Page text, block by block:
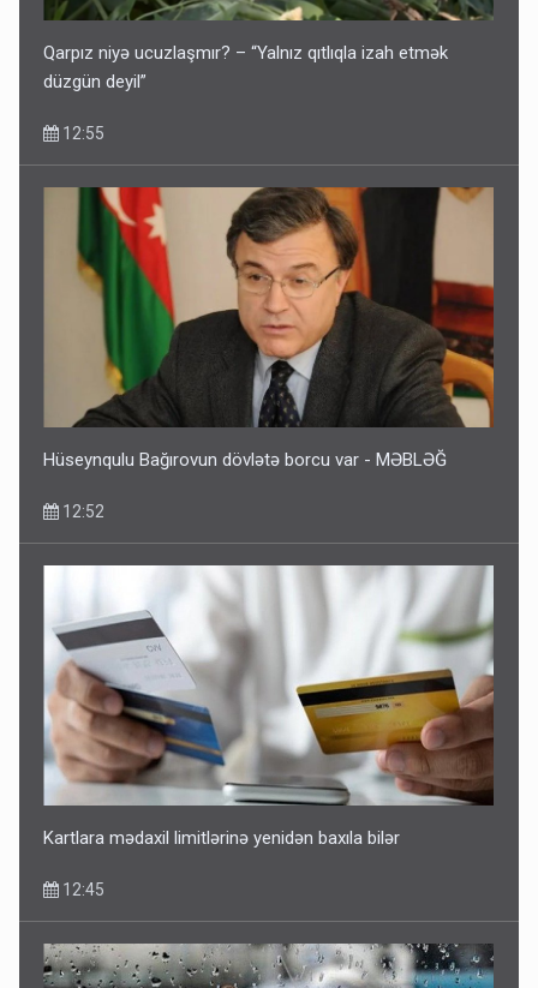
Qarpız niyə ucuzlaşmır? – “Yalnız qıtlıqla izah etmək
düzgün deyil”
12:55
Hüseynqulu Bağırovun dövlətə borcu var - MƏBLƏĞ
12:52
Kartlara mədaxil limitlərinə yenidən baxıla bilər
12:45